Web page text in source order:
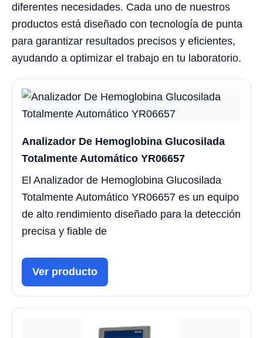
diferentes necesidades. Cada uno de nuestros
productos está diseñado con tecnología de punta
para garantizar resultados precisos y eficientes,
ayudando a optimizar el trabajo en tu laboratorio.
Analizador De Hemoglobina Glucosilada
Totalmente Automático YR06657
El Analizador de Hemoglobina Glucosilada
Totalmente Automático YR06657 es un equipo
de alto rendimiento diseñado para la detección
precisa y fiable de
Ver producto